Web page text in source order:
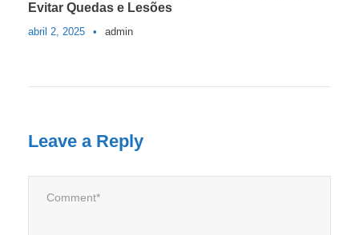
Evitar Quedas e Lesões
abril 2, 2025 • admin
Leave a Reply